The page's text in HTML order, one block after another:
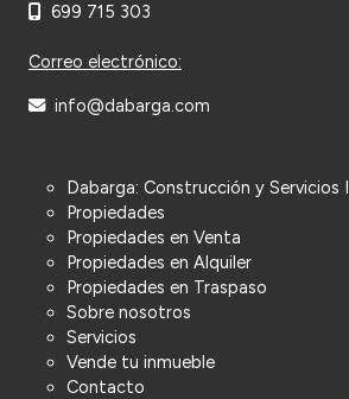
699 715 303
Correo electrónico:
info@dabarga.com
Dabarga: Construcción y Servicios
Propiedades
Propiedades en Venta
Propiedades en Alquiler
Propiedades en Traspaso
Sobre nosotros
Servicios
Vende tu inmueble
Contacto